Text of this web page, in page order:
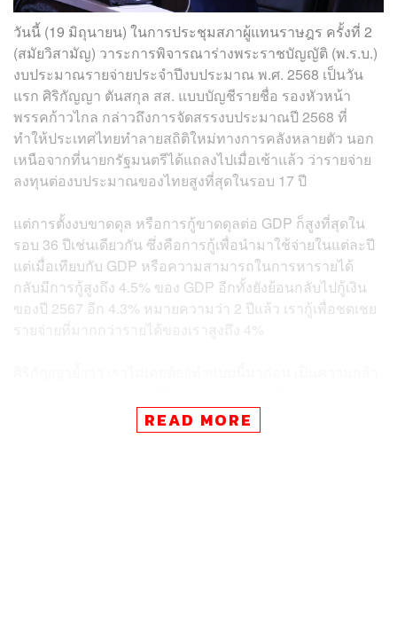
วันนี้ (19 มิถุนายน) ในการประชุมสภาผู้แทนราษฎร ครั้งที่ 2
(สมัยวิสามัญ) วาระการพิจารณาร่างพระราชบัญญัติ (พ.ร.บ.)
งบประมาณรายจ่ายประจำปีงบประมาณ พ.ศ. 2568 เป็นวัน
แรก ศิริกัญญา ตันสกุล สส. แบบบัญชีรายชื่อ รองหัวหน้า
พรรคก้าวไกล กล่าวถึงการจัดสรรงบประมาณปี 2568 ที่
ทำให้ประเทศไทยทำลายสถิติใหม่ทางการคลังหลายตัว นอก
เหนือจากที่นายกรัฐมนตรีได้แถลงไปเมื่อเช้าแล้ว ว่ารายจ่าย
ลงทุนต่องบประมาณของไทยสูงที่สุดในรอบ 17 ปี
แต่การตั้งงบขาดดุล หรือการกู้ขาดดุลต่อ GDP ก็สูงที่สุดใน
รอบ 36 ปีเช่นเดียวกัน ซึ่งคือการกู้เพื่อนำมาใช้จ่ายในแต่ละปี
แต่เมื่อเทียบกับ GDP หรือความสามารถในการหารายได้
กลับมีการกู้สูงถึง 4.5% ของ GDP อีกทั้งยังย้อนกลับไปกู้เงิน
ของปี 2567 อีก 4.3% หมายความว่า 2 ปีแล้ว เรากู้เพื่อชดเชย
รายจ่ายที่มากกว่ารายได้ของเราสูงถึง 4%
ดุล แต่การวางแผนงบประมาณในปีปกติ เราไม่เคยกู้มากมาย
ขนาดนี้มาก่อน รัฐบาลเองก็ดูจะเหมือนเริ่มเสพติดกับการขาด
READ MORE